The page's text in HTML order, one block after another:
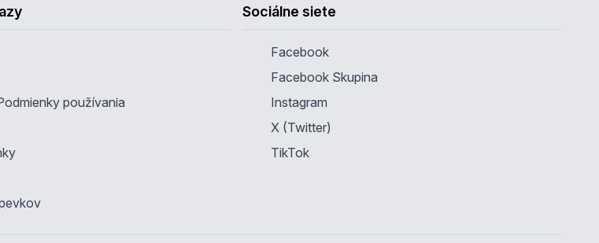
používania
Sociálne siete
Facebook
Facebook Skupina
Instagram
X (Twitter)
TikTok